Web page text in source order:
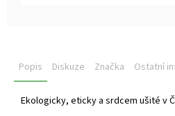
Popis Diskuze Značka Ostatní
Ekologicky, eticky a srdcem ušité v